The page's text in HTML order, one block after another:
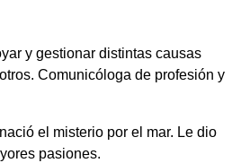
y gestionar distintas causas
Comunicóloga de profesión y
el misterio por el mar. Le dio
pasiones.